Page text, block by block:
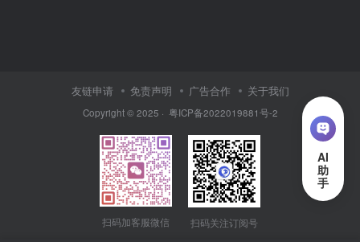
友链申请 免责声明 广告合作 关于我们
Copyright © 2025 · 粤ICP备2022019881号-2
扫码加客服微信 扫码关注订阅号